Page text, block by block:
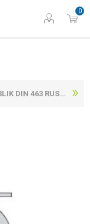
0
A4 MED 2 TAPPE M12 (Ø13X23X1) (25 STK)